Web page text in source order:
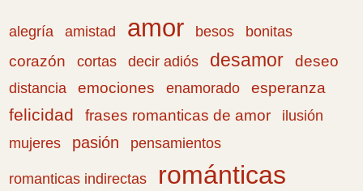
alegría amistad amor besos
bonitas
corazón
cortas decir adiós desamor deseo
distancia emociones enamorado esperanza
felicidad frases romanticas de amor
ilusión
mujeres
pasión pensamientos
romanticas indirectas románticas